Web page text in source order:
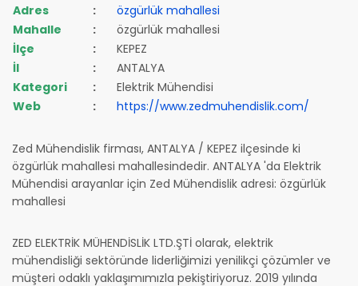
Adres
:
özgürlük mahallesi
Mahalle
:
özgürlük mahallesi
İlçe
:
KEPEZ
İl
:
ANTALYA
Kategori
:
Elektrik Mühendisi
Web
: https://www.zedmuhendislik.com/
Zed Mühendislik firması, ANTALYA / KEPEZ ilçesinde ki
özgürlük mahallesi mahallesindedir. ANTALYA 'da Elektrik
Mühendisi arayanlar için Zed Mühendislik adresi: özgürlük
mahallesi
ZED ELEKTRİK MÜHENDİSLİK LTD.ŞTİ olarak, elektrik
mühendisliği sektöründe liderliğimizi yenilikçi çözümler ve
müşteri odaklı yaklaşımımızla pekiştiriyoruz. 2019 yılında